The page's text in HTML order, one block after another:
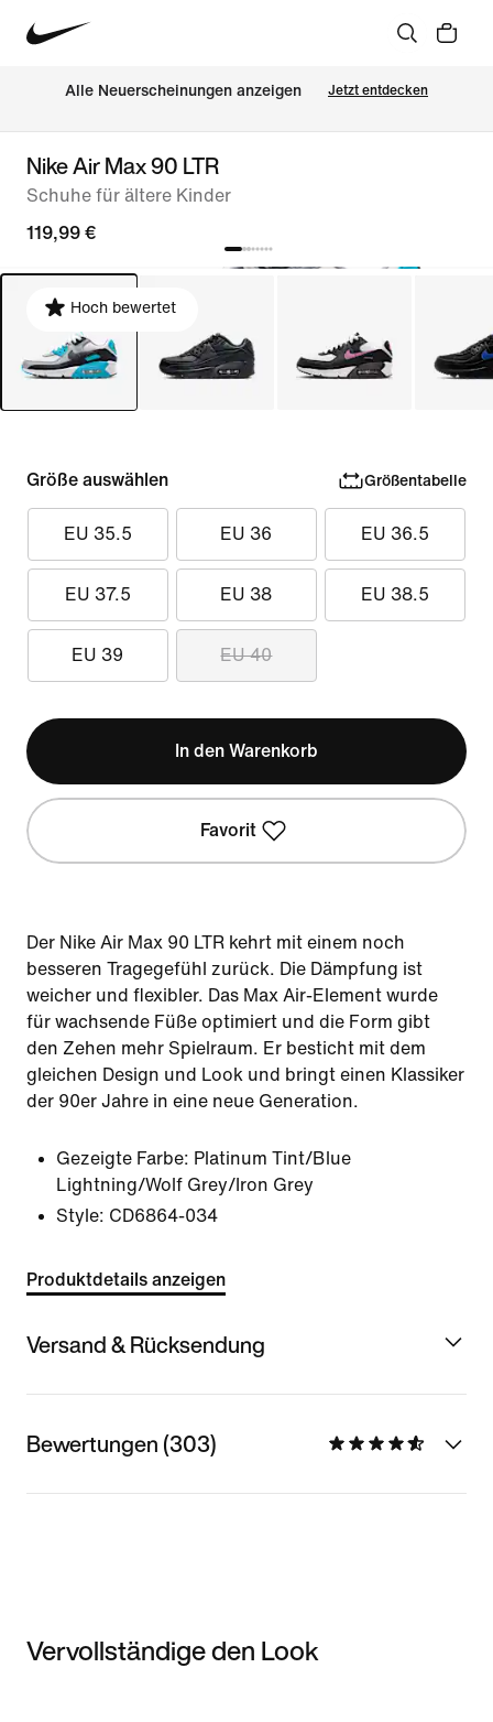
Alle Neuerscheinungen anzeigen Jetzt entdecken
Nike Air Max 90 LTR
Schuhe für ältere Kinder
119,99 €
Hoch bewertet
Größe auswählen Größentabelle
EU 35.5 EU 36 EU 36.5
EU 37.5 EU 38 EU 38.5
EU 39 EU 40
In den Warenkorb
Favorit
Der Nike Air Max 90 LTR kehrt mit einem noch
besseren Tragegefühl zurück. Die Dämpfung ist
weicher und flexibler. Das Max Air-Element wurde
für wachsende Füße optimiert und die Form gibt
den Zehen mehr Spielraum. Er besticht mit dem
gleichen Design und Look und bringt einen Klassiker
der 90er Jahre in eine neue Generation.
Gezeigte Farbe: Platinum Tint/Blue
Lightning/Wolf Grey/Iron Grey
Style: CD6864-034
Produktdetails anzeigen
Versand & Rücksendung
Bewertungen (303)
Vervollständige den Look